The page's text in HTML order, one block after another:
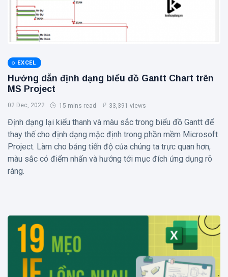
EXCEL
Hướng dẫn định dạng biểu đồ Gantt Chart trên
MS Project
02 Dec, 2022 15 mins read 33,391 views
Định dạng lại kiểu thanh và màu sắc trong biểu đồ Gantt để
thay thế cho định dạng mặc định trong phần mềm Microsoft
Project. Làm cho bảng tiến độ của chúng ta trực quan hơn,
màu sắc có điểm nhấn và hướng tới mục đích ứng dụng rõ
ràng.